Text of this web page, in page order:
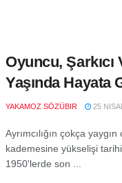
Oyuncu,
Yaşında Hayata
YAKAMOZ SÖZÜBIR 25
Ayrımcılığın çokça
kademesine yükselişi
1950'lerde son ...